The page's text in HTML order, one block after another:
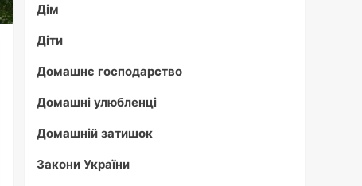
Дім
Діти
Домашнє господарство
Домашні улюбленці
Домашній затишок
Закони України